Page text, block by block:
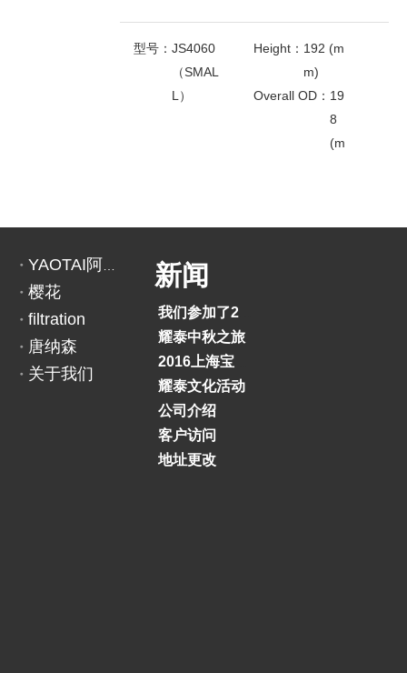
型号： JS4060
（SMAL
L）
Height： 192 (m
m)
Overall OD： 19
8
(m
0595
上一条:
樱花
filtration
唐纳森
关于我们
新闻
我们参加了2018印度BAUMA展览会
耀泰中秋之旅
2016上海宝马展
耀泰文化活动
公司介绍
客户访问
地址更改